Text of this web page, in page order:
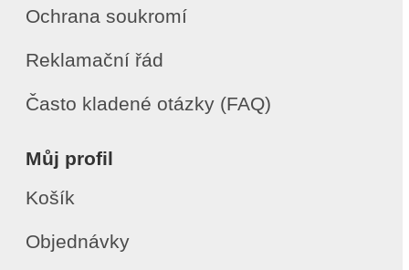
Ochrana soukromí
Reklamační řád
Často kladené otázky (FAQ)
Můj profil
Košík
Objednávky